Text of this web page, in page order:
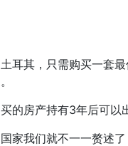
其，只需购买一套最
房产持有3年后可以出
我们就不一一赘述了